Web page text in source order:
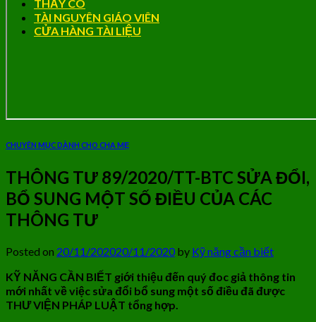
THẦY CÔ
TÀI NGUYÊN GIÁO VIÊN
CỬA HÀNG TÀI LIỆU
CHUYÊN MỤC DÀNH CHO CHA MẸ
THÔNG TƯ 89/2020/TT-BTC SỬA ĐỔI,
BỔ SUNG MỘT SỐ ĐIỀU CỦA CÁC
THÔNG TƯ
Posted on 20/11/202020/11/2020by Kỹ năng cần biết
KỸ NĂNG CẦN BIẾT giới thiệu đến quý đoc giả thông tin
mới nhất về việc sửa đổi bổ sung một số điều đã được
THƯ VIỆN PHÁP LUẬT tổng hợp.